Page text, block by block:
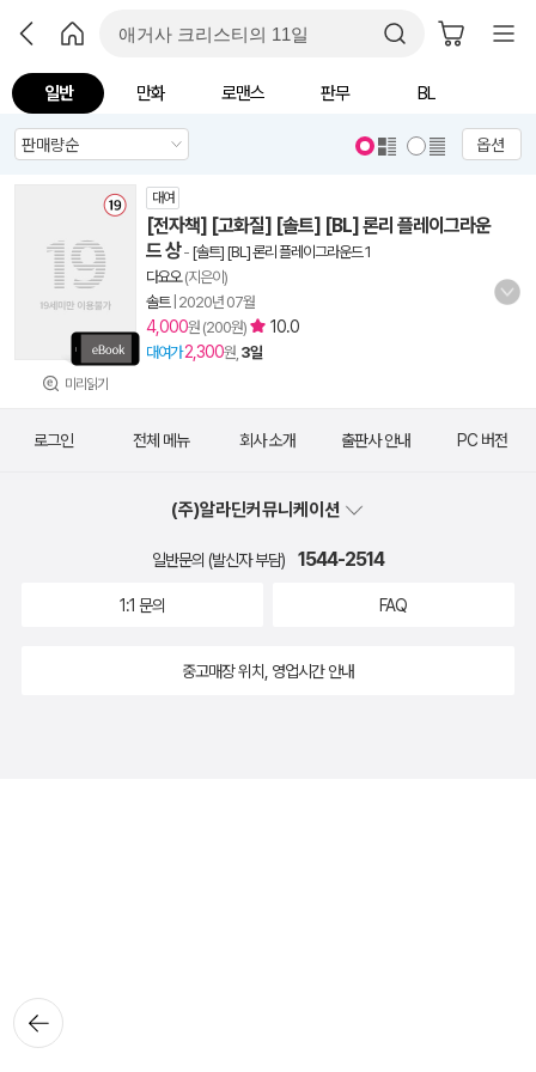
일반 만화 로맨스 판무 BL
옵션
미리읽기
대여
[전자책] [고화질] [솔트] [BL] 론리 플레이그라운
드 상- [솔트] [BL] 론리 플레이그라운드 1
다요오(지은이)
솔트| 2020년 07월
4,000원 (200원) 10.0
대여가 2,300원, 3일
뒤로가
기
로그인 전체 메뉴 회사 소개 출판사 안내 PC 버전
(주)알라딘커뮤니케이션
일반문의 (발신자 부담) 1544-2514
1:1 문의 FAQ
중고매장 위치, 영업시간 안내